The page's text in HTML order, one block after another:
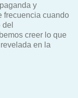
y
frecuencia cuando
creer lo que
en la